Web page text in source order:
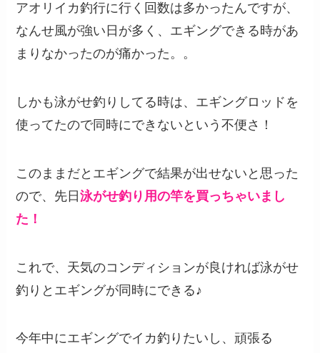
アオリイカ釣行に行く回数は多かったんですが、
なんせ風が強い日が多く、エギングできる時があ
まりなかったのが痛かった。。
しかも泳がせ釣りしてる時は、エギングロッドを
使ってたので同時にできないという不便さ！
このままだとエギングで結果が出せないと思った
ので、先日泳がせ釣り用の竿を買っちゃいまし
た！
これで、天気のコンディションが良ければ泳がせ
釣りとエギングが同時にできる♪
今年中にエギングでイカ釣りたいし、頑張る